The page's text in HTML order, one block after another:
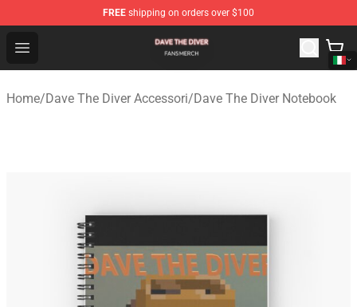
FREE shipping on orders over $100
Open menu
Dave The Diver Shop - Official Dave The Diver
Home/Dave The Diver Accessori/Dave The Diver Notebook